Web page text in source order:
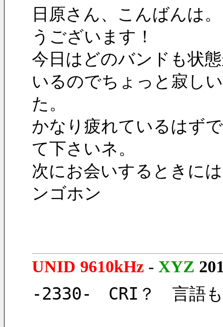
日原さん、こんばんは
うございます！
今日はどのバンドも状
いるのでちょっと寂し
た。
かなり疲れているはず
て下さいネ。
次にお会いするときに
ンゴホン
UNID 9610kHz - XYZ
-2330-　CRI？　言語